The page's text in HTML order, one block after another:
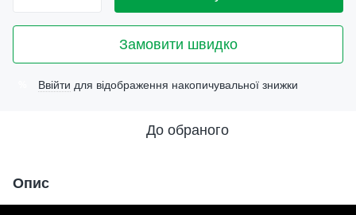
Замовити швидко
Ввійти для відображення накопичувальної знижки
До обраного
Опис